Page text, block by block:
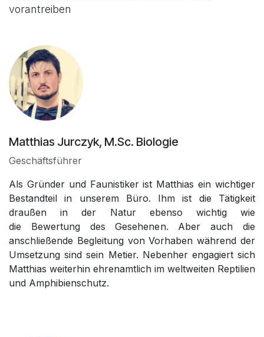
vorantreiben
Matthias Jurczyk, M.Sc. Biologie
Geschäftsführer
Als Gründer und Faunistiker ist Matthias ein wichtiger
Bestandteil in unserem Büro. Ihm ist die Tätigkeit
draußen in der Natur ebenso wichtig wie
die Bewertung des Gesehenen. Aber auch die
anschließende Begleitung von Vorhaben während der
Umsetzung sind sein Metier. Nebenher engagiert sich
Matthias weiterhin ehrenamtlich im weltweiten Reptilien
und Amphibienschutz.